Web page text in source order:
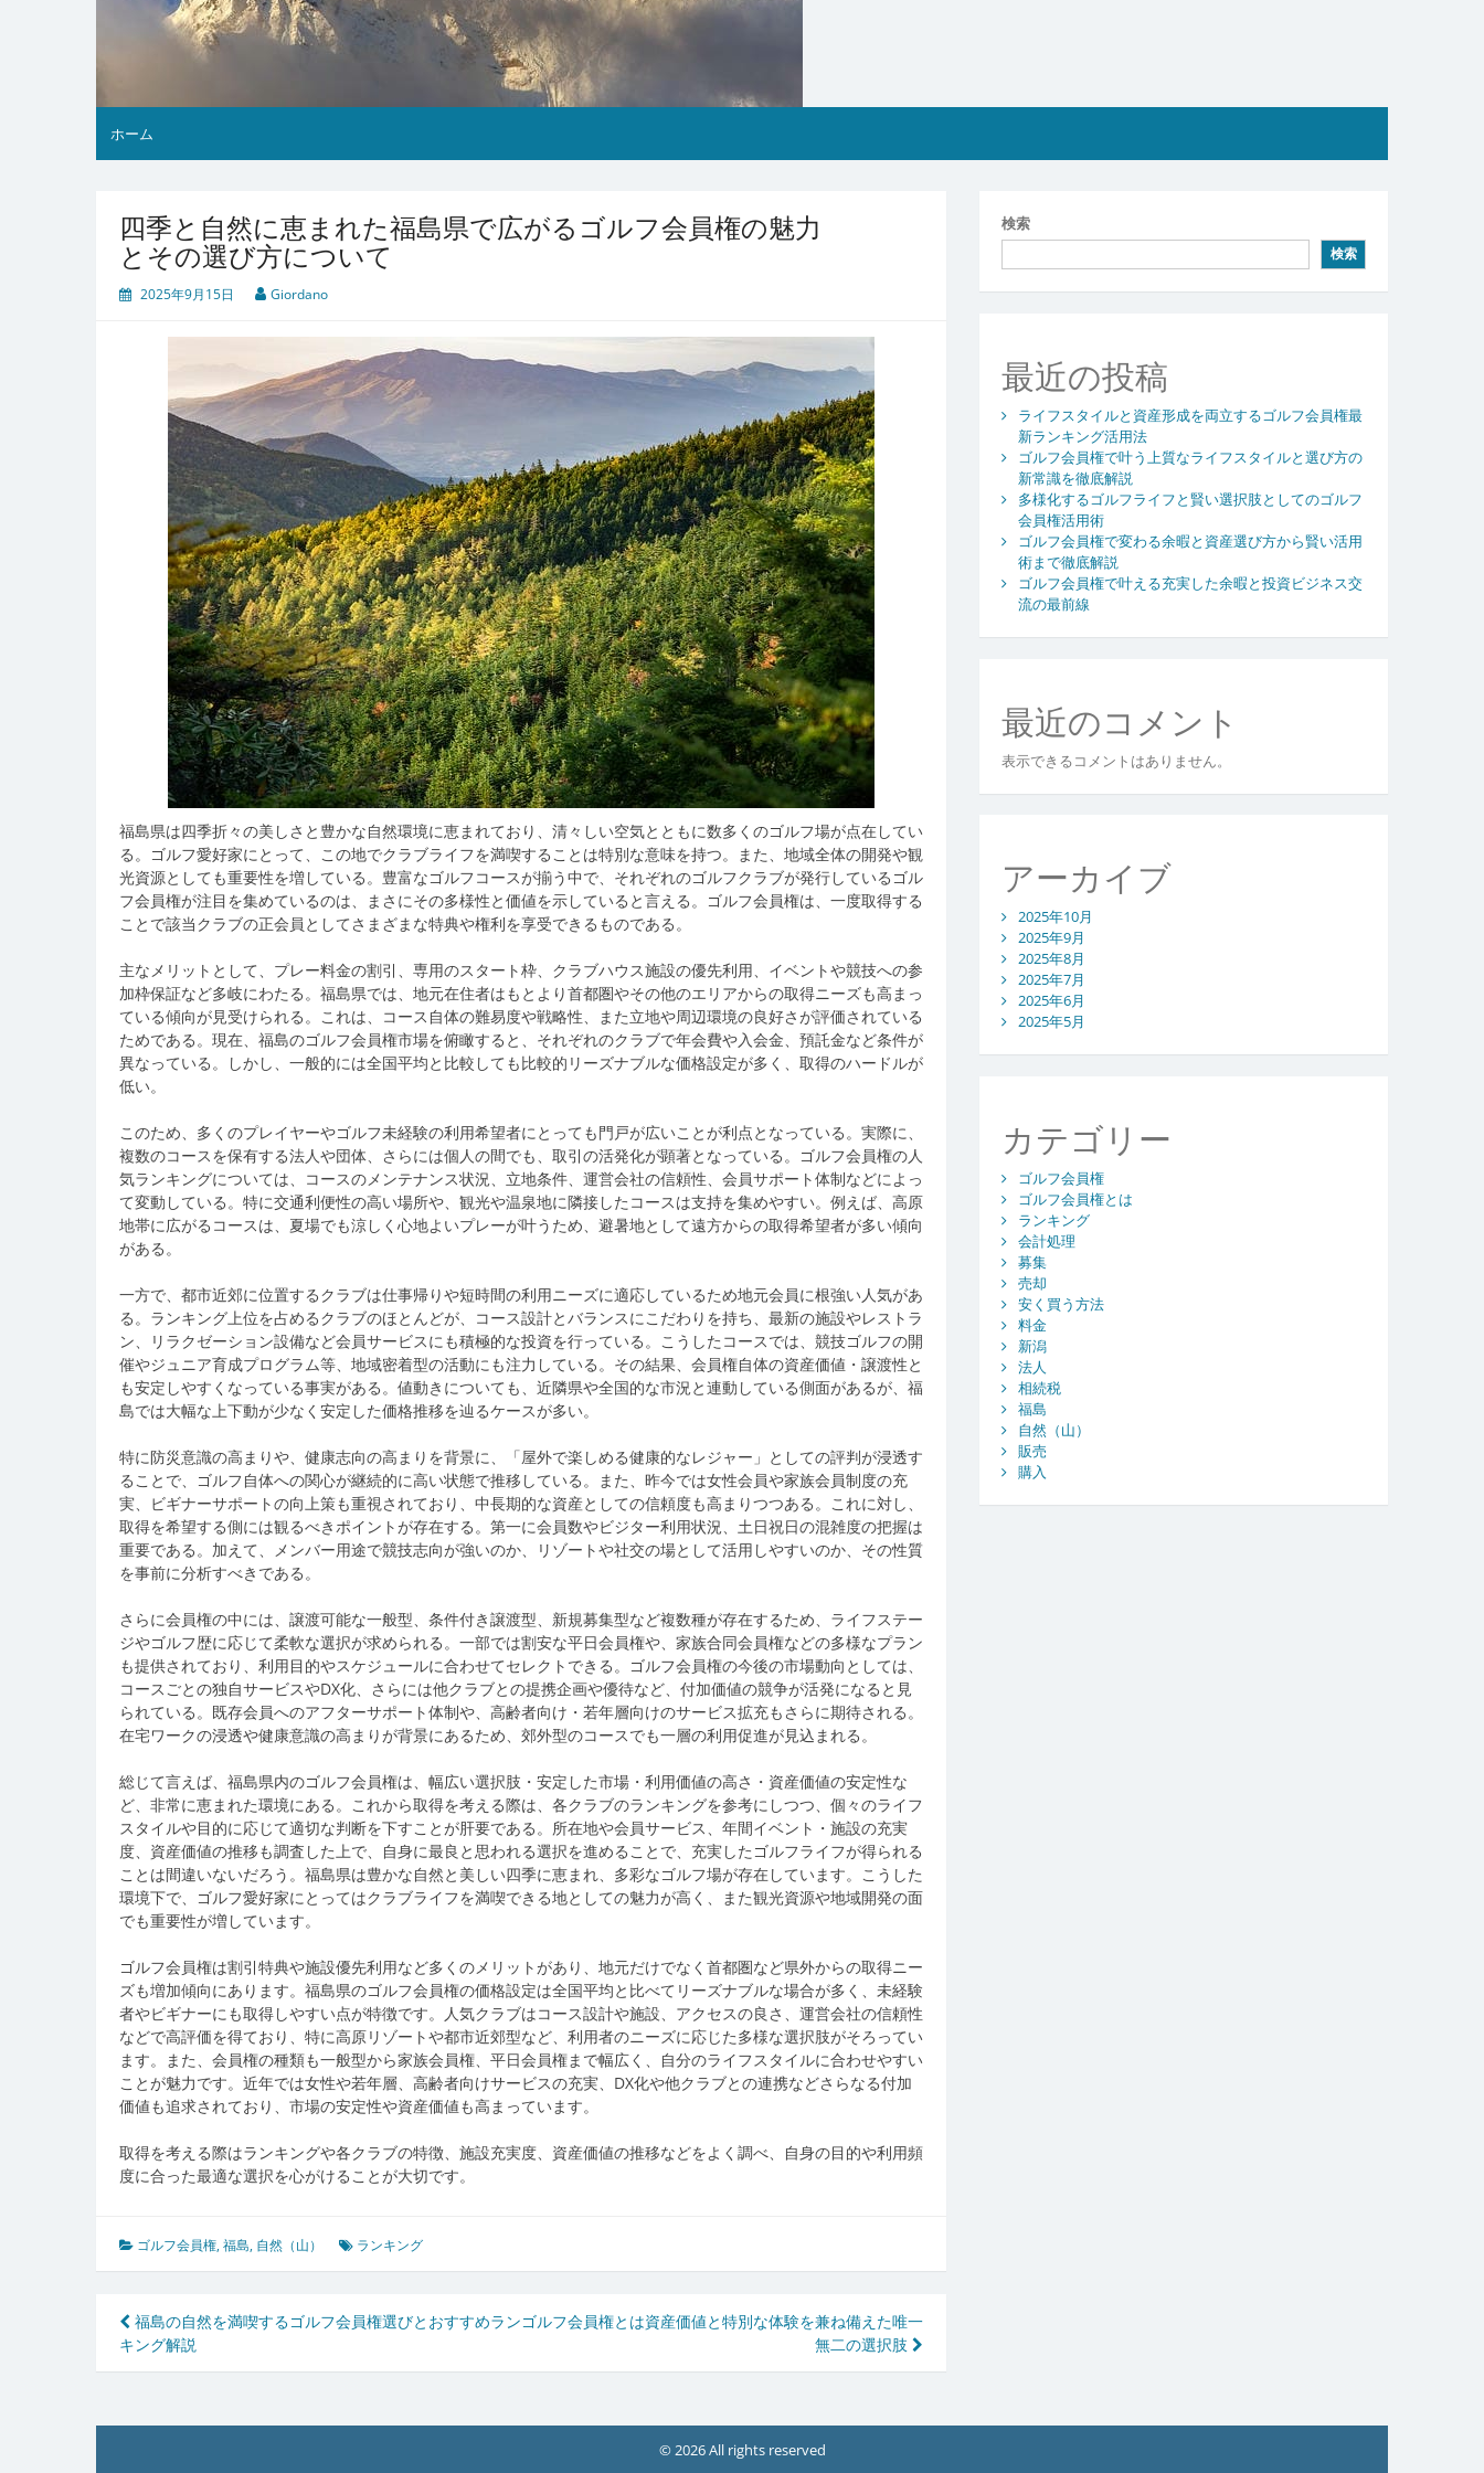
ホーム
四季と自然に恵まれた福島県で広がるゴルフ会員権の魅力
とその選び方について
2025年9月15日 Giordano
福島県は四季折々の美しさと豊かな自然環境に恵まれており、清々しい空気とともに数多くのゴルフ場が点在してい
る。 ゴルフ愛好家にとって、この地でクラブライフを満喫することは特別な意味を持つ。また、地域全体の開発や観
光資源としても重要性を増している。豊富なゴルフコースが揃う中で、それぞれのゴルフクラブが発行しているゴル
フ会員権が注目を集めているのは、まさにその多様性と価値を示していると言える。ゴルフ会員権は、一度取得する
ことで該当クラブの正会員としてさまざまな特典や権利を享受できるものである。
主なメリットとして、プレー料金の割引、専用のスタート枠、クラブハウス施設の優先利用、イベントや競技への参
加枠保証など多岐にわたる。福島県では、地元在住者はもとより首都圏やその他のエリアからの取得ニーズも高まっ
ている傾向が見受けられる。これは、コース自体の難易度や戦略性、また立地や周辺環境の良好さが評価されている
ためである。現在、福島のゴルフ会員権市場を俯瞰すると、それぞれのクラブで年会費や入会金、預託金など条件が
異なっている。しかし、一般的には全国平均と比較しても比較的リーズナブルな価格設定が多く、取得のハードルが
低い。
このため、多くのプレイヤーやゴルフ未経験の利用希望者にとっても門戸が広いことが利点となっている。実際に、
複数のコースを保有する法人や団体、さらには個人の間でも、取引の活発化が顕著となっている。ゴルフ会員権の人
気ランキングについては、コースのメンテナンス状況、立地条件、運営会社の信頼性、会員サポート体制などによっ
て変動している。特に交通利便性の高い場所や、観光や温泉地に隣接したコースは支持を集めやすい。例えば、高原
地帯に広がるコースは、夏場でも涼しく心地よいプレーが叶うため、避暑地として遠方からの取得希望者が多い傾向
がある。
一方で、都市近郊に位置するクラブは仕事帰りや短時間の利用ニーズに適応しているため地元会員に根強い人気があ
る。ランキング上位を占めるクラブのほとんどが、コース設計とバランスにこだわりを持ち、最新の施設やレストラ
ン、リラクゼーション設備など会員サービスにも積極的な投資を行っている。こうしたコースでは、競技ゴルフの開
催やジュニア育成プログラム等、地域密着型の活動にも注力している。その結果、会員権自体の資産価値・譲渡性と
も安定しやすくなっている事実がある。値動きについても、近隣県や全国的な市況と連動している側面があるが、福
島では大幅な上下動が少なく安定した価格推移を辿るケースが多い。
特に防災意識の高まりや、健康志向の高まりを背景に、「屋外で楽しめる健康的なレジャー」としての評判が浸透す
ることで、ゴルフ自体への関心が継続的に高い状態で推移している。また、昨今では女性会員や家族会員制度の充
実、ビギナーサポートの向上策も重視されており、中長期的な資産としての信頼度も高まりつつある。これに対し、
取得を希望する側には観るべきポイントが存在する。第一に会員数やビジター利用状況、土日祝日の混雑度の把握は
重要である。加えて、メンバー用途で競技志向が強いのか、リゾートや社交の場として活用しやすいのか、その性質
を事前に分析すべきである。
さらに会員権の中には、譲渡可能な一般型、条件付き譲渡型、新規募集型など複数種が存在するため、ライフステー
ジやゴルフ歴に応じて柔軟な選択が求められる。一部では割安な平日会員権や、家族合同会員権などの多様なプラン
も提供されており、利用目的やスケジュールに合わせてセレクトできる。ゴルフ会員権の今後の市場動向としては、
コースごとの独自サービスやDX化、さらには他クラブとの提携企画や優待など、付加価値の競争が活発になると見
られている。既存会員へのアフターサポート体制や、高齢者向け・若年層向けのサービス拡充もさらに期待される。
在宅ワークの浸透や健康意識の高まりが背景にあるため、郊外型のコースでも一層の利用促進が見込まれる。
総じて言えば、福島県内のゴルフ会員権は、幅広い選択肢・安定した市場・利用価値の高さ・資産価値の安定性な
ど、非常に恵まれた環境にある。これから取得を考える際は、各クラブのランキングを参考にしつつ、個々のライフ
スタイルや目的に応じて適切な判断を下すことが肝要である。所在地や会員サービス、年間イベント・施設の充実
度、資産価値の推移も調査した上で、自身に最良と思われる選択を進めることで、充実したゴルフライフが得られる
ことは間違いないだろう。福島県は豊かな自然と美しい四季に恵まれ、多彩なゴルフ場が存在しています。こうした
環境下で、ゴルフ愛好家にとってはクラブライフを満喫できる地としての魅力が高く、また観光資源や地域開発の面
でも重要性が増しています。
ゴルフ会員権は割引特典や施設優先利用など多くのメリットがあり、地元だけでなく首都圏など県外からの取得ニー
ズも増加傾向にあります。福島県のゴルフ会員権の価格設定は全国平均と比べてリーズナブルな場合が多く、未経験
者やビギナーにも取得しやすい点が特徴です。人気クラブはコース設計や施設、アクセスの良さ、運営会社の信頼性
などで高評価を得ており、特に高原リゾートや都市近郊型など、利用者のニーズに応じた多様な選択肢がそろってい
ます。また、会員権の種類も一般型から家族会員権、平日会員権まで幅広く、自分のライフスタイルに合わせやすい
ことが魅力です。近年では女性や若年層、高齢者向けサービスの充実、DX化や他クラブとの連携などさらなる付加
価値も追求されており、市場の安定性や資産価値も高まっています。
取得を考える際はランキングや各クラブの特徴、施設充実度、資産価値の推移などをよく調べ、自身の目的や利用頻
度に合った最適な選択を心がけることが大切です。
ゴルフ会員権,福島, 自然（山） ランキング
投
稿
ビ
福島の自然を満喫するゴルフ会員権選びとおすすめラン
キング解説
ゴルフ会員権とは資産価値と特別な体験を兼ね備えた唯一
無二の選択肢
検索
検索
最近の投稿
ライフスタイルと資産形成を両立するゴルフ会員権最
新ランキング活用法
ゴルフ会員権で叶う上質なライフスタイルと選び方の
新常識を徹底解説
多様化するゴルフライフと賢い選択肢としてのゴルフ
会員権活用術
ゴルフ会員権で変わる余暇と資産選び方から賢い活用
術まで徹底解説
ゴルフ会員権で叶える充実した余暇と投資ビジネス交
流の最前線
最近のコメント
表示できるコメントはありません。
アーカイブ
2025年10月
2025年9月
2025年8月
2025年7月
2025年6月
2025年5月
カテゴリー
ゴルフ会員権
ゴルフ会員権とは
ランキング
会計処理
募集
売却
安く買う方法
料金
新潟
法人
相続税
福島
自然（山）
販売
購入
© 2026 All rights reserved